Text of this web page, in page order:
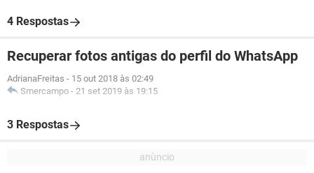
4 Respostas
Recuperar fotos antigas do perfil do WhatsApp
AdrianaFreitas - 15 out 2018 às 02:49
Smercampo - 21 set 2019 às 19:15
3 Respostas